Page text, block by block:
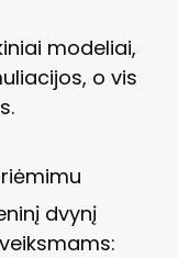
modeliai,
o vis
dvynį